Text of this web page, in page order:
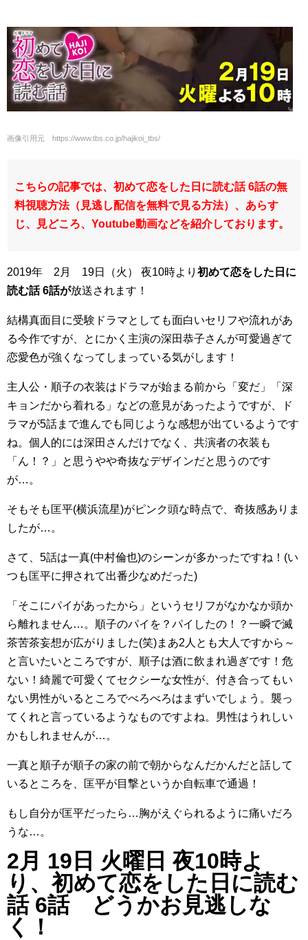
画像引用元 https://www.tbs.co.jp/hajikoi_tbs/
こちらの記事では、初めて恋をした日に読む話 6話の無
料視聴方法（見逃し配信を無料で見る方法）、あらす
じ、見どころ、Youtube動画などを紹介しております。
2019年 2月 19日（火） 夜10時より 初めて恋をした日に
読む話 6話が放送されます！
結構真面目に受験ドラマとしても面白いセリフや流れがあ
る今作ですが、とにかく主演の深田恭子さんが可愛過ぎて
恋愛色が強くなってしまっている気がします！
主人公・順子の衣装はドラマが始まる前から「変だ」「深
キョンだから着れる」などの意見があったようですが、ド
ラマが5話まで進んでも同じような感想が出ているようです
ね。個人的には深田さんだけでなく、共演者の衣装も
「ん！？」と思うやや奇抜なデザインだと思うのです
が…。
そもそも匡平(横浜流星)がピンク頭な時点で、奇抜感ありま
したが…。
さて、5話は一真(中村倫也)のシーンが多かったですね！(い
つも匡平に押されて出番少なめだった)
「そこにパイがあったから」というセリフがなかなか頭か
ら離れません…。順子のパイを？パイしたの！？一瞬で滅
茶苦茶妄想が広がりました(笑)まあ2人とも大人ですから～
と言いたいところですが、順子は酒に飲まれ過ぎです！危
ない！綺麗で可愛くてセクシーな女性が、付き合ってもい
ない男性がいるところでべろべろはまずいでしょう。襲っ
てくれと言っているようなものですよね。男性はうれしい
かもしれませんが…。
一真と順子が順子の家の前で朝からなんだかんだと話して
いるところを、匡平が目撃というか自転車で通過！
もし自分が匡平だったら…胸がえぐられるように痛いだろ
うな…。
2月 19日 火曜日 夜10時よ
り、初めて恋をした日に読む
話 6話 どうかお見逃しな
く！